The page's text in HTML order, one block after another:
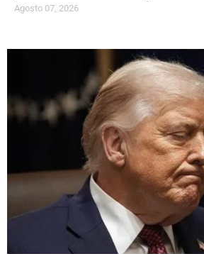
Agosto 07, 2026